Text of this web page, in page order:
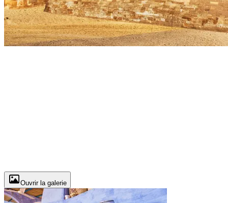
Ouvrir la galerie